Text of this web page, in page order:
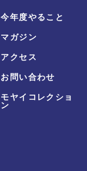
今年度やること
マガジン
アクセス
お問い合わせ
モヤイコレクショ
ン